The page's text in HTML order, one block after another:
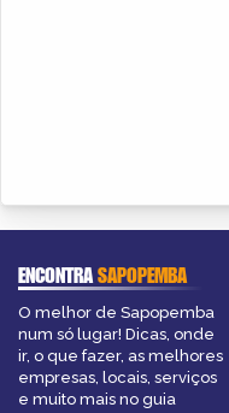
ENCONTRASAPOPEMBA
O melhor de Sapopemba
num só lugar! Dicas, onde
ir, o que fazer, as melhores
empresas, locais, serviços
e muito mais no guia